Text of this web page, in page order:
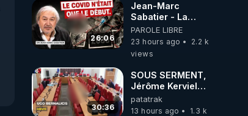
26:06
Jean-Marc
Sabatier - La
Covid-19 n'a été
que le début -
L'ARNm &
où auront-t-il ?
PAROLE LIBRE
23 hours ago
2.2 k
views
30:36
SOUS SERMENT,
Jérôme Kerviel
balance tout à
l'Assemblée !
patatrak
13 hours ago
1.3 k